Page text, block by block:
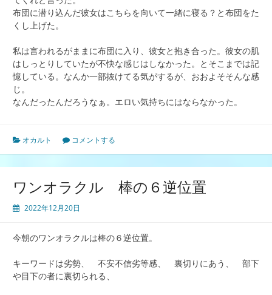
布団に潜り込んだ彼女はこちらを向いて一緒に寝る？と布団をた
くし上げた。
私は言われるがままに布団に入り、彼女と抱き合った。彼女の肌
はしっとりしていたが不快な感じはしなかった。とそこまでは記
憶している。なんか一部抜けてる気がするが、おおよそそんな感
じ。
なんだったんだろうなぁ。エロい気持ちにはならなかった。
オカルト コメントする
ワンオラクル 棒の６逆位置
2022年12月20日
今朝のワンオラクルは棒の６逆位置。
キーワードは劣勢、 不安不信劣等感、 裏切りにあう、 部下
や目下の者に裏切られる、